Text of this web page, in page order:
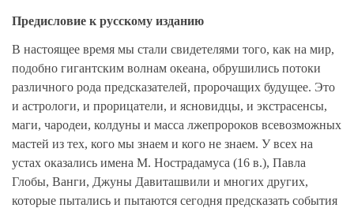
Предисловие к русскому изданию
В настоящее время мы стали свидетелями того, как на мир,
подобно гигантским волнам океана, обрушились потоки
различного рода предсказателей, пророчащих будущее. Это
и астрологи, и прорицатели, и ясновидцы, и экстрасенсы,
маги, чародеи, колдуны и масса лжепророков всевозможных
мастей из тех, кого мы знаем и кого не знаем. У всех на
устах оказались имена М. Нострадамуса (16 в.), Павла
Глобы, Ванги, Джуны Давиташвили и многих других,
которые пытались и пытаются сегодня предсказать события